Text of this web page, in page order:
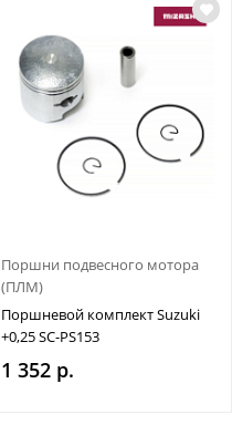
Поршни подвесного мотора
(ПЛМ)
Поршневой комплект Suzuki
+0,25 SC-PS153
1 352 р.